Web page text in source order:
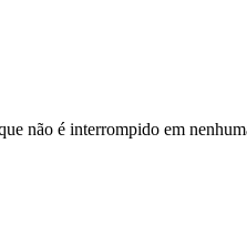
não é interrompido em